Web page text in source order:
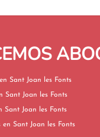
Extranjería en Sant Joan les Fonts
en Sant Joan les Fonts
en Sant Joan les Fonts
Laboralistas en Sant Joan les Fonts